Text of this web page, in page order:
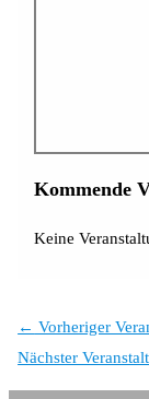
Kommende
Keine
← Vorheriger
Nächster